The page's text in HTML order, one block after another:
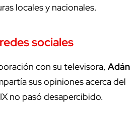
locales y nacionales.
sociales
con su televisora, Adán
sus opiniones acerca del
no pasó desapercibido.